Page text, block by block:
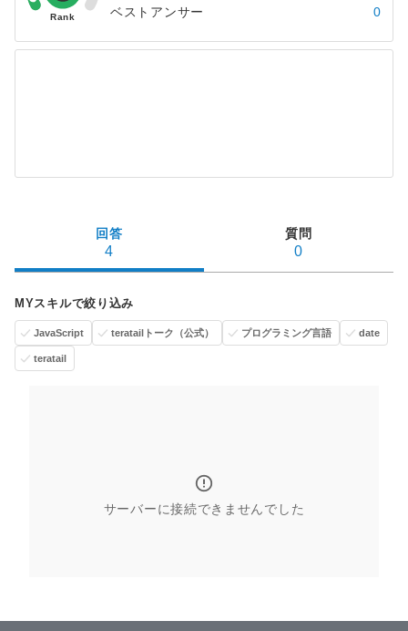
ベストアンサー
0
回答
4
質問
0
MYスキルで絞り込み
JavaScript teratailトーク（公式） プログラミング言語 date
teratail
サーバーに接続できませんでした